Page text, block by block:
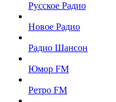
Русское Радио
Новое Радио
Радио Шансон
Юмор FM
Ретро FM